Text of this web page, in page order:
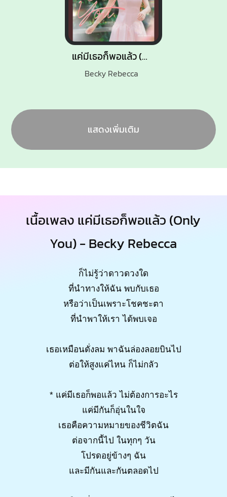
แค่มีเธอก็พอแล้ว (Only You)
Becky Rebecca
แสดงเพิ่มเติม
เนื้อเพลง แค่มีเธอก็พอแล้ว (Only
You) - Becky Rebecca
ก็ไม่รู้ว่าดาวดวงใด
ที่นำทางให้ฉัน พบกับเธอ
หรือว่าเป็นเพราะโชคชะตา
ที่นำพาให้เรา ได้พบเจอ
เธอเหมือนดั่งลม พาฉันล่องลอยบินไป
ต่อให้สูงแค่ไหน ก็ไม่กลัว
* แค่มีเธอก็พอแล้ว ไม่ต้องการอะไร
แค่มีกันก็อุ่นในใจ
เธอคือความหมายของชีวิตฉัน
ต่อจากนี้ไป ในทุกๆ วัน
โปรดอยู่ข้างๆ ฉัน
และมีกันและกันตลอดไป